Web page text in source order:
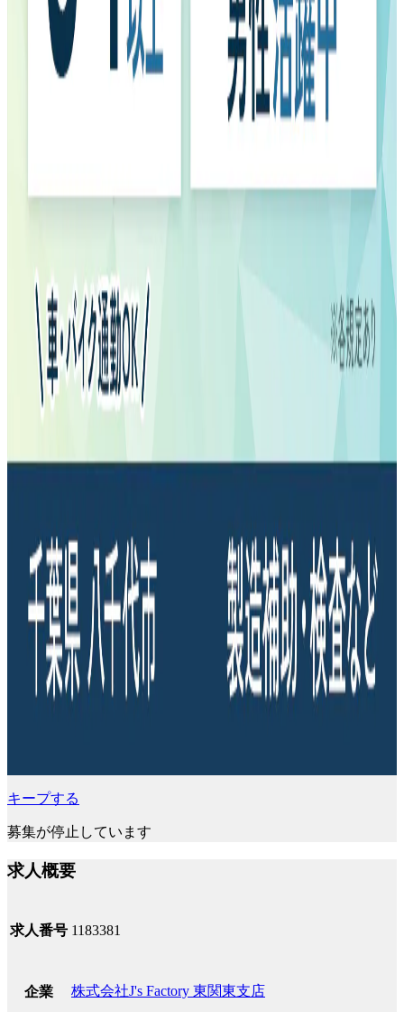
キープする
募集が停止しています
求人概要
求人番号 1183381
企業 株式会社J's Factory 東関東支店